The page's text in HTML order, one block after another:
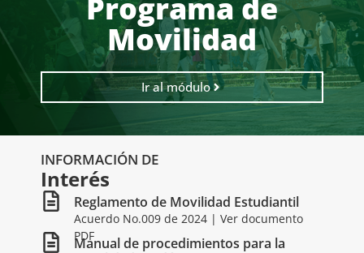
Programa de
Movilidad
Ir al módulo
INFORMACIÓN DE
Interés
Reglamento de Movilidad Estudiantil
Acuerdo No.009 de 2024 | Ver documento
PDF
Manual de procedimientos para la